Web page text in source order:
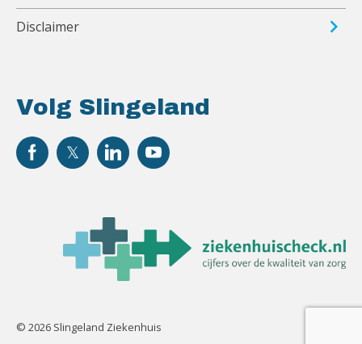
Volg Slingeland
Disclaimer
© 2026 Slingeland Ziekenhuis